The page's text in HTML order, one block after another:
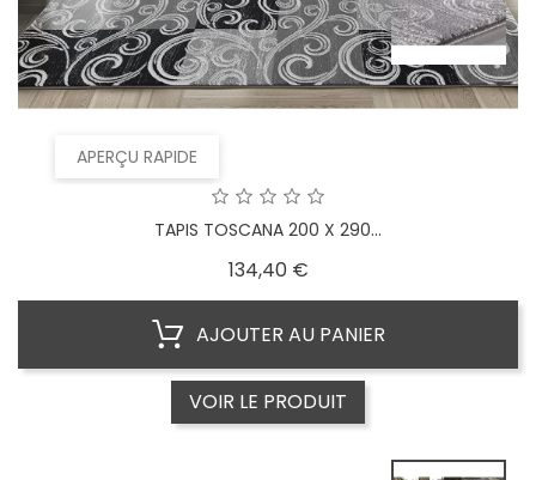
APERÇU RAPIDE
TAPIS TOSCANA 200 X 290...
134,40 €Prix
AJOUTER AU PANIER
VOIR LE PRODUIT